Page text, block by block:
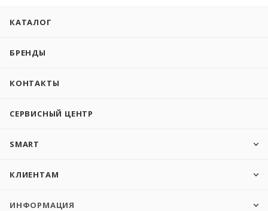
КАТАЛОГ
БРЕНДЫ
КОНТАКТЫ
СЕРВИСНЫЙ ЦЕНТР
SMART
КЛИЕНТАМ
ИНФОРМАЦИЯ